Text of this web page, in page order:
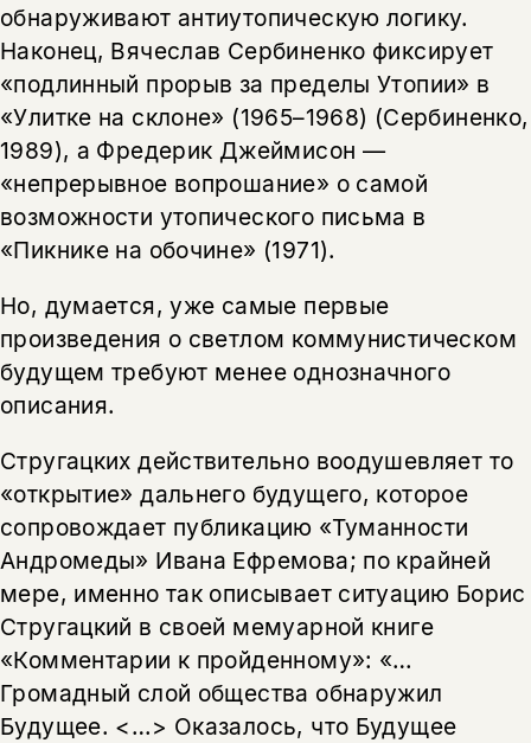
обнаруживают антиутопическую логику.
Наконец, Вячеслав Сербиненко фиксирует
«подлинный прорыв за пределы Утопии» в
«Улитке на склоне» (1965–1968) (Сербиненко,
1989), а Фредерик Джеймисон —
«непрерывное вопрошание» о самой
возможности утопического письма в
«Пикнике на обочине» (1971).
Но, думается, уже самые первые
произведения о светлом коммунистическом
будущем требуют менее однозначного
описания.
Стругацких действительно воодушевляет то
«открытие» дальнего будущего, которое
сопровождает публикацию «Туманности
Андромеды» Ивана Ефремова; по крайней
мере, именно так описывает ситуацию Борис
Стругацкий в своей мемуарной книге
«Комментарии к пройденному»: «…
Громадный слой общества обнаружил
Будущее. <…> Оказалось, что Будущее